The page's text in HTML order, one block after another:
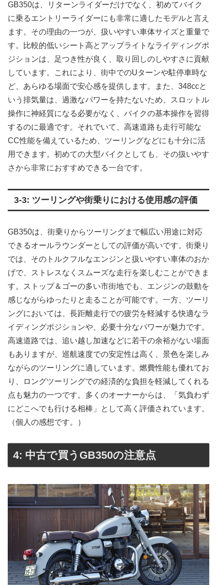
GB350は、リターンライダーだけでなく、初めてバイク
に乗るエントリーライダーにも非常に適したモデルと言え
ます。その理由の一つが、扱いやすい車体サイズと重量で
す。比較的低いシート高とアップライトなライディングポ
ジションは、足つき性が良く、取り回しのしやすさに貢献
しています。これにより、街中でのUターンや駐停車時な
ど、あらゆる場面で安心感を提供します。また、348ccと
いう排気量は、過激なパワーを持たないため、スロットル
操作に神経質になる必要がなく、バイクの基本操作を習得
するのに最適です。それでいて、高速道路も走行可能な
CC性能を備えているため、ツーリングなどにも十分に活
用できます。初めての大型バイクとしても、その扱いやす
さから非常におすすめできる一台です。
3-3: ツーリングや街乗りにおける使用感の評価
GB350は、街乗りからツーリングまで幅広い用途に対応
できるオールラウンダーとしての評価が高いです。街乗り
では、そのトルクフルなエンジンと扱いやすい車体のおか
げで、ストレスなくスムーズな走行を楽しむことができま
す。ストップ＆ゴーの多い市街地でも、エンジンの鼓動を
感じながらゆったりと走ることが可能です。一方、ツーリ
ングにおいては、長距離走行での疲労を軽減する快適なラ
イディングポジションや、必要十分なパワーが魅力です。
高速道路では、追い越し加速などに若干の余裕がない場面
もありますが、巡航速度での安定性は高く、景色を楽しみ
ながらのツーリングに適しています。燃費性能も優れてお
り、ロングツーリングでの経済的な負担を軽減してくれる
点も魅力の一つです。多くのオーナーからは、「気負わず
にどこへでも行ける相棒」として高く評価されています。
（個人の感想です。）
4: 中古で買うGB350の注意点